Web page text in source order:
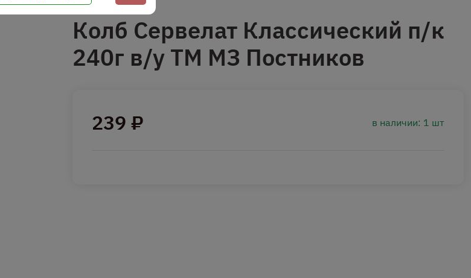
Колб Сервелат Классический п/к
240г в/у ТМ МЗ Постников
239 ₽ в наличии: 1 шт